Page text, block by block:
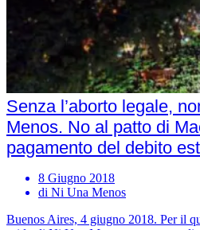
Senza l’aborto legale,
Menos. No al patto di
pagamento del debito
8 Giugno 2018
di Ni Una Menos
Buenos Aires, 4 giugno 2018. Per il